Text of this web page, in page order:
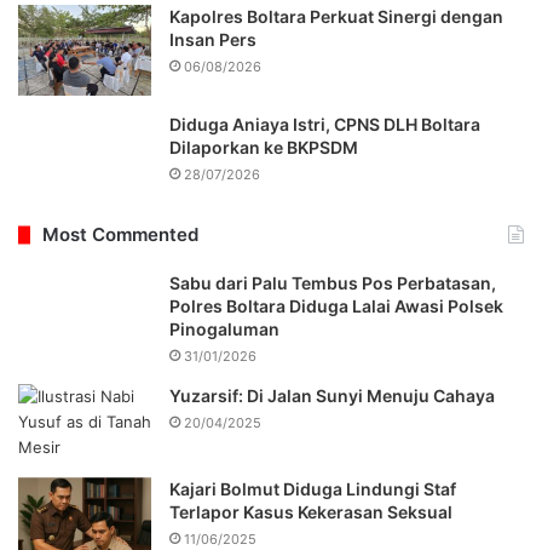
Kapolres Boltara Perkuat Sinergi dengan
Insan Pers
06/08/2026
Diduga Aniaya Istri, CPNS DLH Boltara
Dilaporkan ke BKPSDM
28/07/2026
Most Commented
Sabu dari Palu Tembus Pos Perbatasan,
Polres Boltara Diduga Lalai Awasi Polsek
Pinogaluman
31/01/2026
Yuzarsif: Di Jalan Sunyi Menuju Cahaya
20/04/2025
Kajari Bolmut Diduga Lindungi Staf
Terlapor Kasus Kekerasan Seksual
11/06/2025